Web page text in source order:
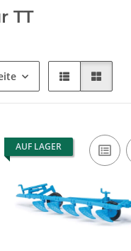
TT
AUF LAGER